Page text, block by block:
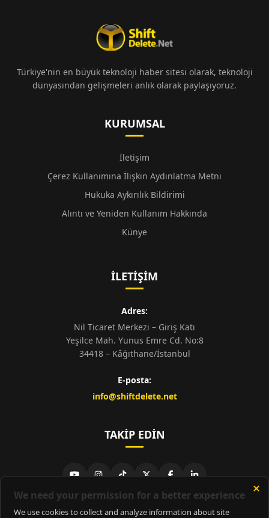
Türkiye'nin en büyük teknoloji haber sitesi olarak, teknoloji
dünyasından gelişmeleri anlık olarak paylaşıyoruz.
KURUMSAL
İletişim
Çerez Kullanımına İlişkin Aydınlatma Metni
Hukuka Aykırılık Bildirimi
Alıntı ve Yeniden Kullanım Hakkında
Künye
İLETIŞIM
Adres:
Nil Ticaret Merkezi – Giriş Katı
Yeşilce Mah. Yunus Emre Cd. No:8
34418 – Kâğıthane/İstanbul
E-posta:
info@shiftdelete.net
TAKIP EDIN